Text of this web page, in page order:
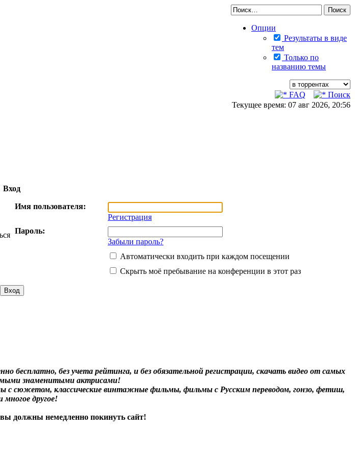
Опции
Результаты в виде
тем
Только по
названию темы
FAQ
Поиск
Текущее время: 07 авг 2026, 20:56
Вход
Имя пользователя:
Регистрация
Пароль:
Забыли пароль?
Автоматически входить при каждом посещении
Скрыть моё пребывание на конференции в этот раз
без учета рейтинга, и без обязательной регистрации, скачать видео от самых
знаменитыми актрисами!
сюжетом, классические винтажные фильмы, фильмы с Русским переводом, гонзо, фетиш,
многое другое!
должны немедленно покинуть сайт!